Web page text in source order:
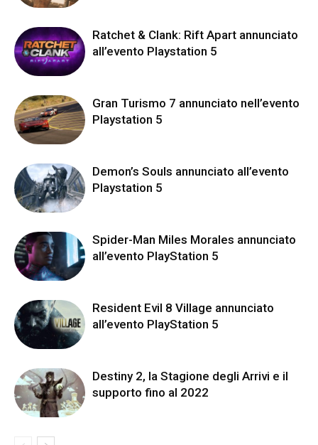
Ratchet & Clank: Rift Apart annunciato
all’evento Playstation 5
Gran Turismo 7 annunciato nell’evento
Playstation 5
Demon’s Souls annunciato all’evento
Playstation 5
Spider-Man Miles Morales annunciato
all’evento PlayStation 5
Resident Evil 8 Village annunciato
all’evento PlayStation 5
Destiny 2, la Stagione degli Arrivi e il
supporto fino al 2022